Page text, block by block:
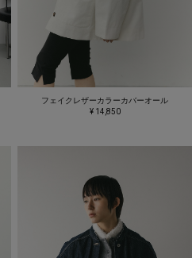
フェイクレザーカラーカバーオール
¥ 14,850